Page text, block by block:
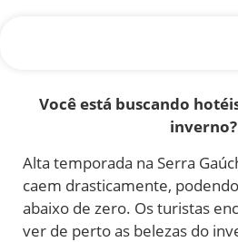
Você está buscando
inverno?
Alta temporada na Serra
caem drasticamente,
abaixo de zero. Os turistas
ver de perto as belezas do